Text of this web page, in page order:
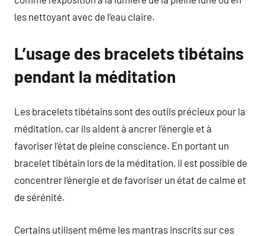
les nettoyant avec de l’eau claire.
L’usage des bracelets tibétains
pendant la méditation
Les bracelets tibétains sont des outils précieux pour la
méditation, car ils aident à ancrer l’énergie et à
favoriser l’état de pleine conscience. En portant un
bracelet tibétain lors de la méditation, il est possible de
concentrer l’énergie et de favoriser un état de calme et
de sérénité.
Certains utilisent même les mantras inscrits sur ces